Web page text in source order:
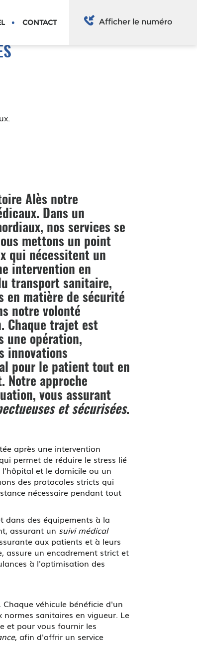
CONTACT Afficher le numéro
Alès notre
Dans un
nos services se
mettons un point
qui nécessitent un
intervention en
transport sanitaire,
en matière de sécurité
notre volonté
Chaque trajet est
une opération,
innovations
pour le patient tout en
Notre approche
vous assurant
et sécurisées.
après une intervention
permet de réduire le stress lié
et le domicile ou un
des protocoles stricts qui
nécessaire pendant tout
dans des équipements à la
assurant un suivi médical
aux patients et à leurs
assure un encadrement strict et
à l'optimisation des
véhicule bénéficie d'un
sanitaires en vigueur. Le
et pour vous fournir les
, afin d'offrir un service